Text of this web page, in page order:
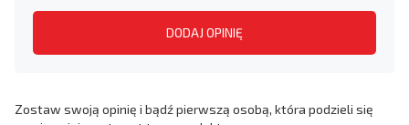
DODAJ OPINIĘ
Zostaw swoją opinię i bądź pierwszą osobą, która podzieli się